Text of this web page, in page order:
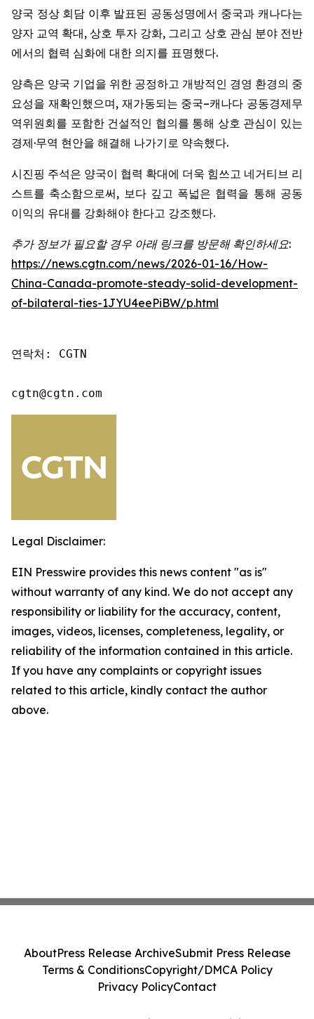
양국 정상 회담 이후 발표된 공동성명에서 중국과 캐나다는
양자 교역 확대, 상호 투자 강화, 그리고 상호 관심 분야 전반
에서의 협력 심화에 대한 의지를 표명했다.
양측은 양국 기업을 위한 공정하고 개방적인 경영 환경의 중
요성을 재확인했으며, 재가동되는 중국–캐나다 공동경제무
역위원회를 포함한 건설적인 협의를 통해 상호 관심이 있는
경제·무역 현안을 해결해 나가기로 약속했다.
시진핑 주석은 양국이 협력 확대에 더욱 힘쓰고 네거티브 리
스트를 축소함으로써, 보다 깊고 폭넓은 협력을 통해 공동
이익의 유대를 강화해야 한다고 강조했다.
추가 정보가 필요할 경우 아래 링크를 방문해 확인하세요:
https://news.cgtn.com/news/2026-01-16/How-
China-Canada-promote-steady-solid-development-
of-bilateral-ties-1JYU4eePiBW/p.html
연락처: CGTN
cgtn@cgtn.com
Legal Disclaimer:
EIN Presswire provides this news content "as is"
without warranty of any kind. We do not accept any
responsibility or liability for the accuracy, content,
images, videos, licenses, completeness, legality, or
reliability of the information contained in this article.
If you have any complaints or copyright issues
related to this article, kindly contact the author
above.
AboutPress Release ArchiveSubmit Press Release
Terms & ConditionsCopyright/DMCA Policy
Privacy PolicyContact